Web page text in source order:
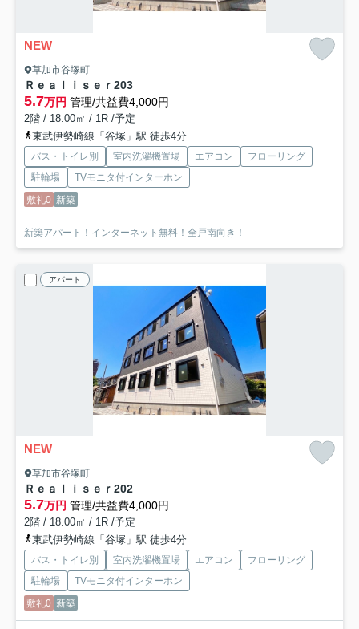
NEW
草加市谷塚町
Ｒｅａｌｉｓｅｒ 203
5.7万円 管理/共益費4,000円
2階 / 18.00㎡ / 1R /予定
東武伊勢崎線「谷塚」駅 徒歩4分
バス・トイレ別 室内洗濯機置場 エアコン
フローリング
駐輪場
TVモニタ付インターホン
敷礼0 新築
新築アパート！インターネット無料！全戸南向き！
アパート
NEW
草加市谷塚町
Ｒｅａｌｉｓｅｒ 202
5.7万円 管理/共益費4,000円
2階 / 18.00㎡ / 1R /予定
東武伊勢崎線「谷塚」駅 徒歩4分
バス・トイレ別 室内洗濯機置場 エアコン
フローリング
駐輪場
TVモニタ付インターホン
敷礼0 新築